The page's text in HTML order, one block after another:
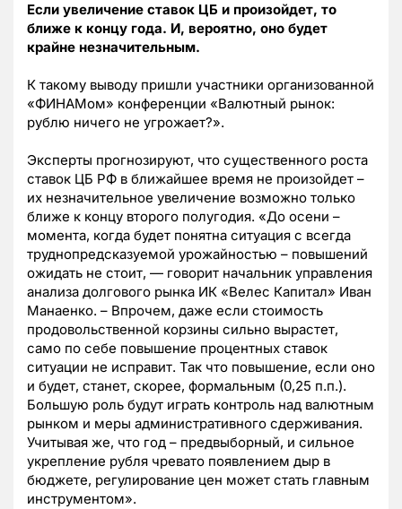
Если увеличение ставок ЦБ и произойдет, то
ближе к концу года. И, вероятно, оно будет
крайне незначительным.
К такому выводу пришли участники организованной
«ФИНАМом» конференции «Валютный рынок:
рублю ничего не угрожает?».
Эксперты прогнозируют, что существенного роста
ставок ЦБ РФ в ближайшее время не произойдет –
их незначительное увеличение возможно только
ближе к концу второго полугодия. «До осени –
момента, когда будет понятна ситуация с всегда
труднопредсказуемой урожайностью – повышений
ожидать не стоит, — говорит начальник управления
анализа долгового рынка ИК «Велес Капитал» Иван
Манаенко. – Впрочем, даже если стоимость
продовольственной корзины сильно вырастет,
само по себе повышение процентных ставок
ситуации не исправит. Так что повышение, если оно
и будет, станет, скорее, формальным (0,25 п.п.).
Большую роль будут играть контроль над валютным
рынком и меры административного сдерживания.
Учитывая же, что год – предвыборный, и сильное
укрепление рубля чревато появлением дыр в
бюджете, регулирование цен может стать главным
инструментом».